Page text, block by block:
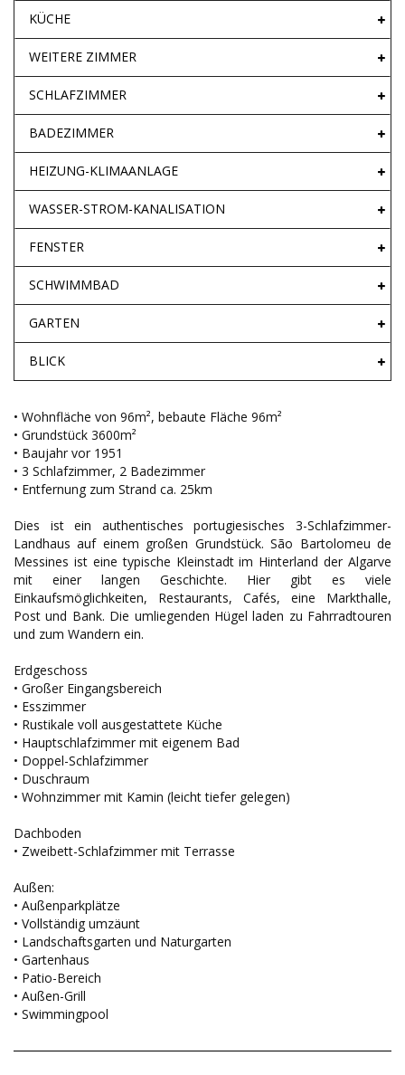
KÜCHE
WEITERE ZIMMER
SCHLAFZIMMER
BADEZIMMER
HEIZUNG-KLIMAANLAGE
WASSER-STROM-KANALISATION
FENSTER
SCHWIMMBAD
GARTEN
BLICK
• Wohnfläche von 96m², bebaute Fläche 96m²
• Grundstück 3600m²
• Baujahr vor 1951
• 3 Schlafzimmer, 2 Badezimmer
• Entfernung zum Strand ca. 25km
Dies ist ein authentisches portugiesisches 3-Schlafzimmer-
Landhaus auf einem großen Grundstück. São Bartolomeu de
Messines ist eine typische Kleinstadt im Hinterland der Algarve
mit einer langen Geschichte. Hier gibt es viele
Einkaufsmöglichkeiten, Restaurants, Cafés, eine Markthalle,
Post und Bank. Die umliegenden Hügel laden zu Fahrradtouren
und zum Wandern ein.
Erdgeschoss
• Großer Eingangsbereich
• Esszimmer
• Rustikale voll ausgestattete Küche
• Hauptschlafzimmer mit eigenem Bad
• Doppel-Schlafzimmer
• Duschraum
• Wohnzimmer mit Kamin (leicht tiefer gelegen)
Dachboden
• Zweibett-Schlafzimmer mit Terrasse
Außen:
• Außenparkplätze
• Vollständig umzäunt
• Landschaftsgarten und Naturgarten
• Gartenhaus
• Patio-Bereich
• Außen-Grill
• Swimmingpool